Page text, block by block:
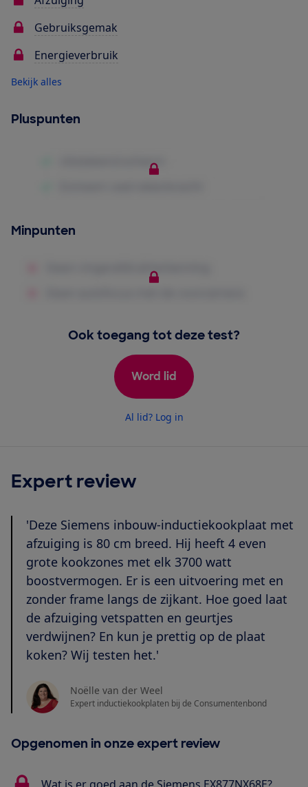
Gebruiksgemak
Energieverbruik
Bekijk alles
Pluspunten
Minpunten
Ook toegang tot deze test?
Word lid
Al lid? Log in
Expert review
'Deze Siemens inbouw-inductiekookplaat met
afzuiging is 80 cm breed. Hij heeft 4 even
grote kookzones met elk 3700 watt
boostvermogen. Er is een uitvoering met en
zonder frame langs de zijkant. Hoe goed laat
de afzuiging vetspatten en geurtjes
verdwijnen? En kun je prettig op de plaat
koken? Wij testen het.'
Noëlle van der Weel
Expert inductiekookplaten bij de Consumentenbond
Opgenomen in onze expert review